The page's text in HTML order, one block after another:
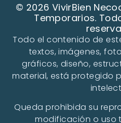
© 2026 VivirBien
Temporarios.
Todo el contenido de
textos, imágenes,
gráficos, diseño,
material, está protegido
Queda prohibida su
modificación o uso